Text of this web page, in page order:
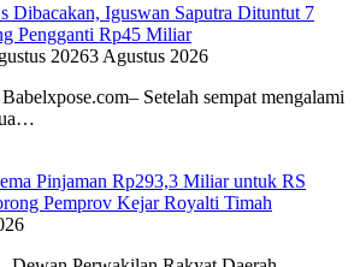
Dibacakan, Iguswan Saputra Dituntut 7
Pengganti Rp45 Miliar
20263 Agustus 2026
Setelah sempat mengalami
Pinjaman Rp293,3 Miliar untuk RS
Pemprov Kejar Royalti Timah